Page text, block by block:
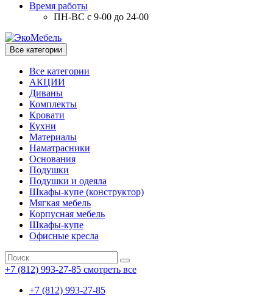
Время работы
ПН-ВС с 9-00 до 24-00
Все категории
Все категории
АКЦИИ
Диваны
Комплекты
Кровати
Кухни
Материалы
Наматрасники
Основания
Подушки
Подушки и одеяла
Шкафы-купе (конструктор)
Мягкая мебель
Корпусная мебель
Шкафы-купе
Офисные кресла
+7 (812) 993-27-85 смотреть все
+7 (812) 993-27-85